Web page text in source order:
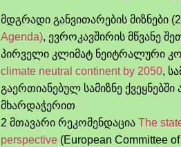
მდგრადი განვითარების მიზნები
Agenda), ევროკავშირის მწვანე
პირველი კლიმატ ნეიტრალური
climate neutral continent by 2050,
გაერთიანებულ სამიზნე
მხარდაჭერით
2 მთავარი რეკომენდაცია The
perspective (European Committee